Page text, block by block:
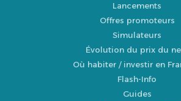
Lancements
Offres promoteurs
Simulateurs
Évolution du prix du
Où habiter / investir en
Flash-Info
Guides